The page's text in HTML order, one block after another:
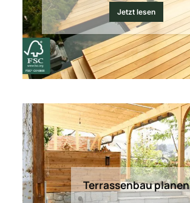
Jetzt lesen
Terrassenbau planen